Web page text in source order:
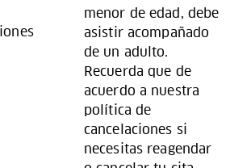
menor de edad, debe
asistir acompañado
de un adulto.
Recuerda que de
acuerdo a nuestra
política de
cancelaciones si
necesitas reagendar